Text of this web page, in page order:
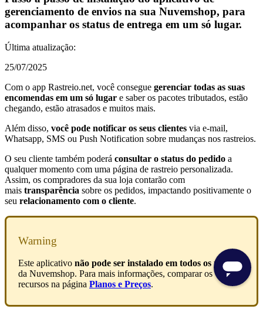
gerenciamento de envios na sua Nuvemshop, para
acompanhar os status de entrega em um só lugar.
Última atualização:
25/07/2025
Com o app Rastreio.net, você consegue gerenciar todas as suas
encomendas em um só lugar e saber os pacotes tributados, estão
chegando, estão atrasados e muitos mais.
Além disso, você pode notificar os seus clientes via e-mail,
Whatsapp, SMS ou Push Notification sobre mudanças nos rastreios.
O seu cliente também poderá consultar o status do pedido a
qualquer momento com uma página de rastreio personalizada.
Assim, os compradores da sua loja contarão com
mais transparência sobre os pedidos, impactando positivamente o
seu relacionamento com o cliente.
Warning
Este aplicativo não pode ser instalado em todos os planos
da Nuvemshop. Para mais informações, comparar os
recursos na página Planos e Preços.